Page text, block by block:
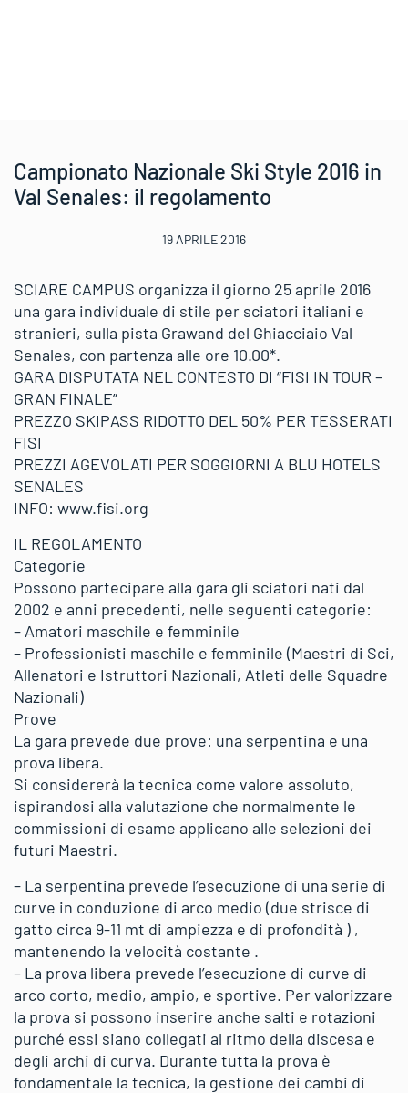
Campionato Nazionale Ski Style 2016 in
Val Senales: il regolamento
19 APRILE 2016
SCIARE CAMPUS organizza il giorno 25 aprile 2016
una gara individuale di stile per sciatori italiani e
stranieri, sulla pista Grawand del Ghiacciaio Val
Senales, con partenza alle ore 10.00*.
GARA DISPUTATA NEL CONTESTO DI “FISI IN TOUR –
GRAN FINALE”
PREZZO SKIPASS RIDOTTO DEL 50% PER TESSERATI
FISI
PREZZI AGEVOLATI PER SOGGIORNI A BLU HOTELS
SENALES
INFO: www.fisi.org
IL REGOLAMENTO
Categorie
Possono partecipare alla gara gli sciatori nati dal
2002 e anni precedenti, nelle seguenti categorie:
– Amatori maschile e femminile
– Professionisti maschile e femminile (Maestri di Sci,
Allenatori e Istruttori Nazionali, Atleti delle Squadre
Nazionali)
Prove
La gara prevede due prove: una serpentina e una
prova libera.
Si considererà la tecnica come valore assoluto,
ispirandosi alla valutazione che normalmente le
commissioni di esame applicano alle selezioni dei
futuri Maestri.
– La serpentina prevede l’esecuzione di una serie di
curve in conduzione di arco medio (due strisce di
gatto circa 9-11 mt di ampiezza e di profondità ) ,
mantenendo la velocità costante .
– La prova libera prevede l’esecuzione di curve di
arco corto, medio, ampio, e sportive. Per valorizzare
la prova si possono inserire anche salti e rotazioni
purché essi siano collegati al ritmo della discesa e
degli archi di curva. Durante tutta la prova è
fondamentale la tecnica, la gestione dei cambi di